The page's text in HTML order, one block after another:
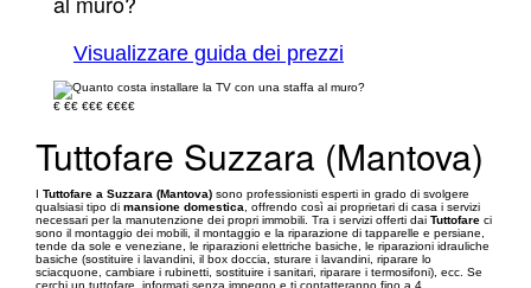
Visualizzare guida dei prezzi
€ €€ €€€ €€€€
Tuttofare Suzzara (Mantova)
I Tuttofare a Suzzara (Mantova) sono professionisti esperti in grado di svolgere
qualsiasi tipo di mansione domestica , offrendo così ai proprietari di casa i servizi
necessari per la manutenzione dei propri immobili. Tra i servizi offerti dai Tuttofare ci
sono il montaggio dei mobili, il montaggio e la riparazione di tapparelle e persiane,
tende da sole e veneziane, le riparazioni elettriche basiche, le riparazioni idrauliche
basiche (sostituire i lavandini, il box doccia, sturare i lavandini, riparare lo
sciacquone, cambiare i rubinetti, sostituire i sanitari, riparare i termosifoni), ecc. Se
cerchi un tuttofare, informati senza impegno e ti contatteranno fino a 4